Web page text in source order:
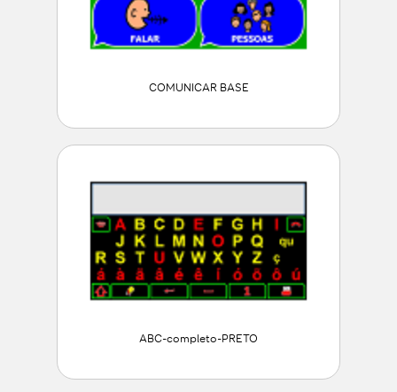
COMUNICAR BASE
ABC-completo-PRETO